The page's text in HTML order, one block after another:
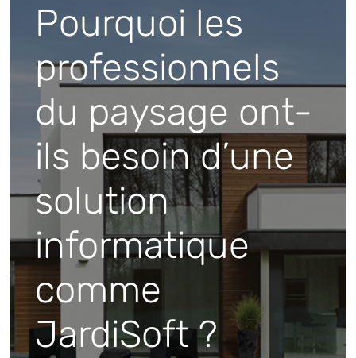
Pourquoi les
professionnels
du paysage ont-
ils besoin d’une
solution
informatique
comme
JardiSoft ?